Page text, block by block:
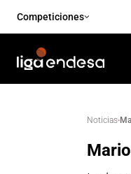
Competiciones
Noticias·